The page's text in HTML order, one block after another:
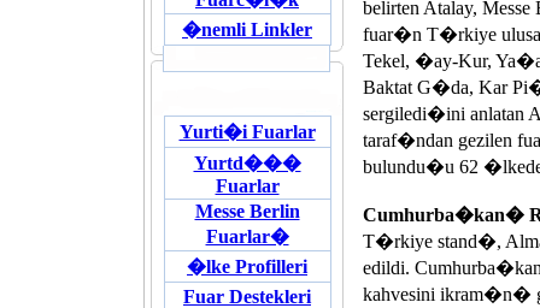
�nemli Linkler
Yurti�i Fuarlar
Yurtd���
Fuarlar
Messe Berlin
Fuarlar�
�lke Profilleri
Fuar Destekleri
belirten Atalay,
fuar�n T�rkiye
Tekel, �ay-Kur,
Baktat G�da, Kar
sergiledi�ini anlatan
taraf�ndan gezilen
bulundu�u 62
Cumhurba�kan�
T�rkiye stand�,
edildi.
kahvesini ikram�n�